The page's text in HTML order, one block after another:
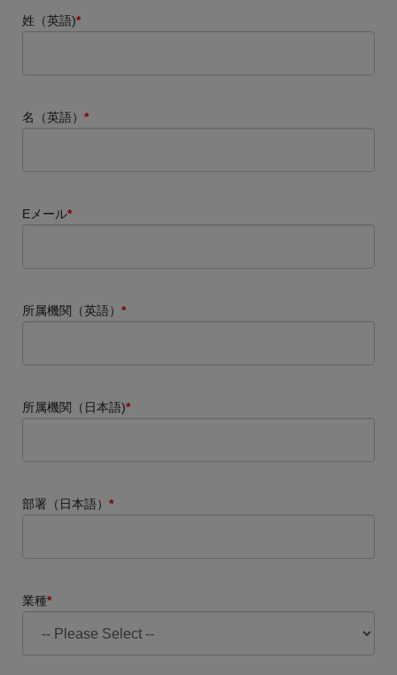
姓（英語)*
名（英語） *
Eメール*
所属機関（英語） *
所属機関（日本語)*
部署（日本語） *
業種*